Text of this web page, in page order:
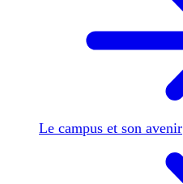
Le campus et son avenir